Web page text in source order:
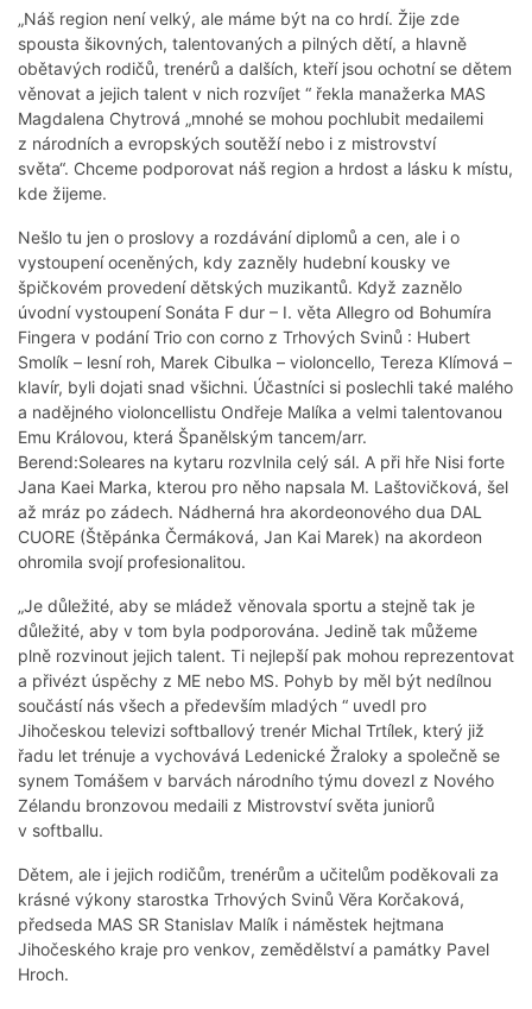
„Náš region není velký, ale máme být na co hrdí. Žije zde
spousta šikovných, talentovaných a pilných dětí, a hlavně
obětavých rodičů, trenérů a dalších, kteří jsou ochotní se dětem
věnovat a jejich talent v nich rozvíjet “ řekla manažerka MAS
Magdalena Chytrová „mnohé se mohou pochlubit medailemi
z národních a evropských soutěží nebo i z mistrovství
světa“. Chceme podporovat náš region a hrdost a lásku k místu,
kde žijeme.
Nešlo tu jen o proslovy a rozdávání diplomů a cen, ale i o
vystoupení oceněných, kdy zazněly hudební kousky ve
špičkovém provedení dětských muzikantů. Když zaznělo
úvodní vystoupení Sonáta F dur – I. věta Allegro od Bohumíra
Fingera v podání Trio con corno z Trhových Svinů : Hubert
Smolík – lesní roh, Marek Cibulka – violoncello, Tereza Klímová –
klavír, byli dojati snad všichni. Účastníci si poslechli také malého
a nadějného violoncellistu Ondřeje Malíka a velmi talentovanou
Emu Královou, která Španělským tancem/arr.
Berend:Soleares na kytaru rozvlnila celý sál. A při hře Nisi forte
Jana Kaei Marka, kterou pro něho napsala M. Laštovičková, šel
až mráz po zádech. Nádherná hra akordeonového dua DAL
CUORE (Štěpánka Čermáková, Jan Kai Marek) na akordeon
ohromila svojí profesionalitou.
„Je důležité, aby se mládež věnovala sportu a stejně tak je
důležité, aby v tom byla podporována. Jedině tak můžeme
plně rozvinout jejich talent. Ti nejlepší pak mohou reprezentovat
a přivézt úspěchy z ME nebo MS. Pohyb by měl být nedílnou
součástí nás všech a především mladých “ uvedl pro
Jihočeskou televizi softballový trenér Michal Trtílek, který již
řadu let trénuje a vychovává Ledenické Žraloky a společně se
synem Tomášem v barvách národního týmu dovezl z Nového
Zélandu bronzovou medaili z Mistrovství světa juniorů
v softballu.
Dětem, ale i jejich rodičům, trenérům a učitelům poděkovali za
krásné výkony starostka Trhových Svinů Věra Korčaková,
předseda MAS SR Stanislav Malík i náměstek hejtmana
Jihočeského kraje pro venkov, zemědělství a památky Pavel
Hroch.